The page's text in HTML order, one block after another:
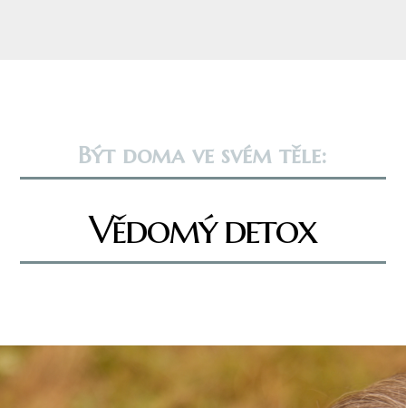
Být doma ve svém těle:
Vědomý detox